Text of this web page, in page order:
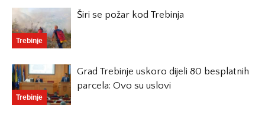
Trebinje
Širi se požar kod Trebinja
Trebinje
Grad Trebinje uskoro dijeli 80 besplatnih
parcela: Ovo su uslovi